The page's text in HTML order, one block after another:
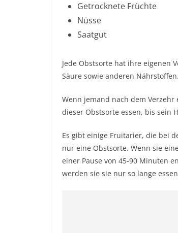
Getrocknete Früchte
Nüsse
Saatgut
Jede Obstsorte hat ihre eigenen
Säure sowie anderen Nährstoffen.
Wenn jemand nach dem
dieser Obstsorte essen, bis sein
Es gibt einige Fruitarier, die bei
nur eine Obstsorte. Wenn sie
einer Pause von 45-90 Minuten
werden sie sie nur so lange